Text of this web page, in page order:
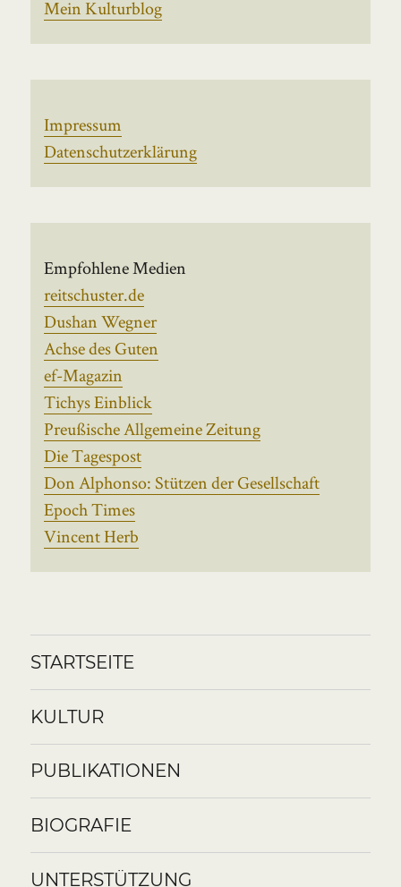
Mein Kulturblog
Impressum
Datenschutzerklärung
Empfohlene Medien
reitschuster.de
Dushan Wegner
Achse des Guten
ef-Magazin
Tichys Einblick
Preußische Allgemeine Zeitung
Die Tagespost
Don Alphonso: Stützen der Gesellschaft
Epoch Times
Vincent Herb
STARTSEITE
KULTUR
PUBLIKATIONEN
BIOGRAFIE
UNTERSTÜTZUNG